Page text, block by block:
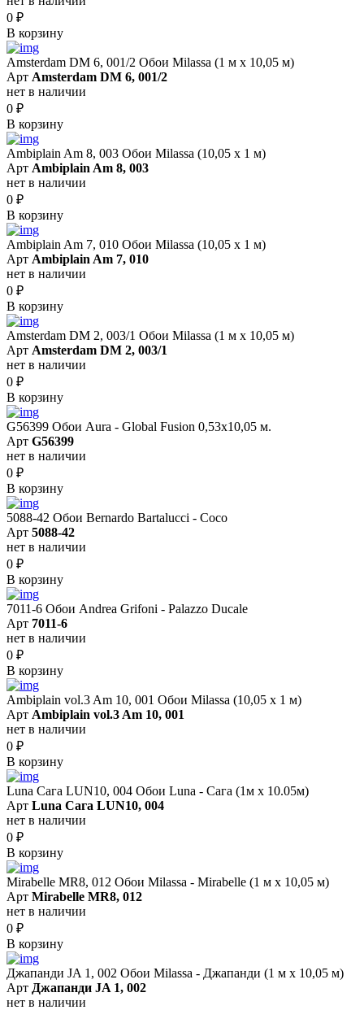
0 ₽
В корзину
Amsterdam DM 6, 001/2 Обои Milassa (1 м х 10,05 м)
Арт Amsterdam DM 6, 001/2
нет в наличии
0 ₽
В корзину
Ambiplain Am 8, 003 Обои Milassa (10,05 х 1 м)
Арт Ambiplain Am 8, 003
нет в наличии
0 ₽
В корзину
Ambiplain Am 7, 010 Обои Milassa (10,05 х 1 м)
Арт Ambiplain Am 7, 010
нет в наличии
0 ₽
В корзину
Amsterdam DM 2, 003/1 Обои Milassa (1 м х 10,05 м)
Арт Amsterdam DM 2, 003/1
нет в наличии
0 ₽
В корзину
G56399 Обои Aura - Global Fusion 0,53х10,05 м.
Арт G56399
нет в наличии
0 ₽
В корзину
5088-42 Обои Bernardo Bartalucci - Coco
Арт 5088-42
нет в наличии
0 ₽
В корзину
7011-6 Обои Andrea Grifoni - Palazzo Ducale
Арт 7011-6
нет в наличии
0 ₽
В корзину
Ambiplain vol.3 Am 10, 001 Обои Milassa (10,05 х 1 м)
Арт Ambiplain vol.3 Am 10, 001
нет в наличии
0 ₽
В корзину
Luna Сага LUN10, 004 Обои Luna - Сага (1м х 10.05м)
Арт Luna Сага LUN10, 004
нет в наличии
0 ₽
В корзину
Mirabelle MR8, 012 Обои Milassa - Mirabelle (1 м х 10,05 м)
Арт Mirabelle MR8, 012
нет в наличии
0 ₽
В корзину
Джапанди JA 1, 002 Обои Milassa - Джапанди (1 м х 10,05 м)
Арт Джапанди JA 1, 002
нет в наличии